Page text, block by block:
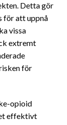
Detta gör
för att uppnå
vissa
extremt
för
opioid
effektivt